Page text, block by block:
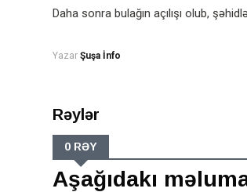
Daha sonra bulağın açılışı olub,
Yazar Şuşa İnfo
Rəylər
0 RƏY
Aşağıdakı